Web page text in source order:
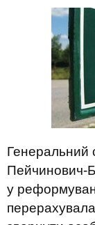
Генеральний
Пейчинович-
у